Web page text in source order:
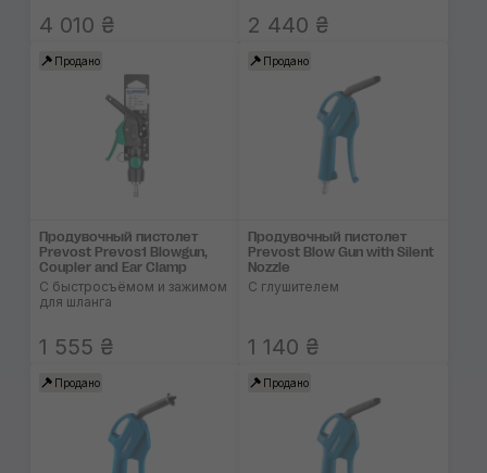
4 010 ₴ 2 440 ₴
Продано
Продувочный пистолет
Prevost Prevos1 Blowgun,
Coupler and Ear Clamp
С быстросъёмом и зажимом
для шланга
1 555 ₴
Продано
Продувочный пистолет
Prevost Blow Gun with Silent
Nozzle
С глушителем
1 140 ₴
Продано Продано